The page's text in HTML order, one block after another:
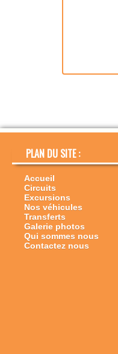
PLAN DU SITE :
Accueil
Circuits
Excursions
Nos véhicules
Transferts
Galerie photos
Qui sommes nous
Contactez nous